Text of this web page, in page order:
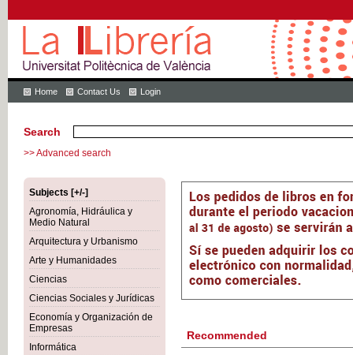
Home Contact Us Login
Search
>> Advanced search
Subjects [+/-]
Agronomía, Hidráulica y
Medio Natural
Arquitectura y Urbanismo
Arte y Humanidades
Ciencias
Ciencias Sociales y Jurídicas
Economía y Organización de
Empresas
Informática
Recommended